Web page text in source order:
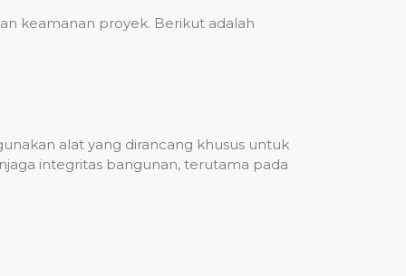
keamanan proyek. Berikut adalah
alat yang dirancang khusus untuk
integritas bangunan, terutama pada